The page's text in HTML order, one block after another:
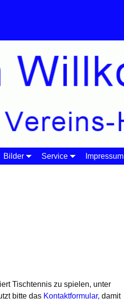
Bilder Service Impressum
Tischtennis zu spielen, unter
bitte das Kontaktformular, damit